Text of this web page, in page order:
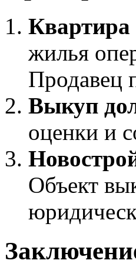
Квартира
жилья
Продавец
Выкуп
оценки и
Объект